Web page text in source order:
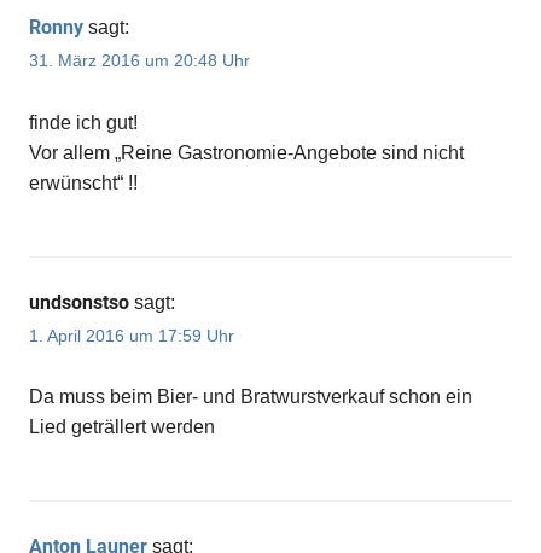
Ronny sagt:
31. März 2016 um 20:48 Uhr
finde ich gut!
Vor allem „Reine Gastronomie-Angebote sind nicht
erwünscht“ !!
undsonstso sagt:
1. April 2016 um 17:59 Uhr
Da muss beim Bier- und Bratwurstverkauf schon ein
Lied geträllert werden
Anton Launer sagt: